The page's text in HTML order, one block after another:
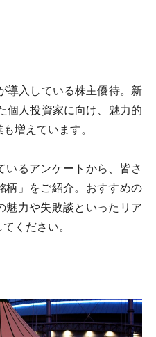
導入している株主優待。新
個人投資家に向け、魅力的
増えています。
いるアンケートから、皆さ
柄」をご紹介。おすすめの
魅力や失敗談といったリア
ください。